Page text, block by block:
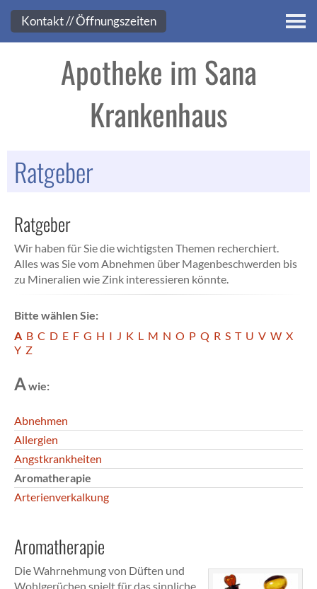
Kontakt
Apotheke im Sana
Krankenhaus
Ratgeber
Ratgeber
Wir haben für Sie die wichtigsten Themen recherchiert.
Alles was Sie vom Abnehmen über Magenbeschwerden bis
zu Mineralien wie Zink interessieren könnte.
Bitte wählen Sie:
A B C D E F G H I J K L M N O P Q R S T U V W X
Y Z
Awie:
Abnehmen
Allergien
Angstkrankheiten
Aromatherapie
Arterienverkalkung
Aromatherapie
Die Wahrnehmung von Düften und
Wohlgerüchen spielt für das sinnliche
Kontakt // Öffnungszeiten